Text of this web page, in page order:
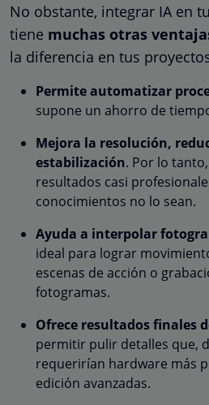
No obstante, integrar IA en
tiene muchas otras
la diferencia en tus
Permite automatizar
supone un ahorro de
Mejora la resolución,
estabilización. Por lo
resultados casi
conocimientos no lo sean.
Ayuda a interpolar
ideal para lograr
escenas de acción o
fotogramas.
Ofrece resultados finales
permitir pulir detalles que,
requerirían hardware más
edición avanzadas.